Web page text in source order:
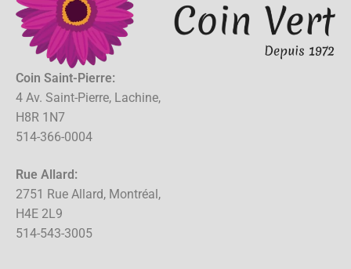
Coin Saint-Pierre:
4 Av. Saint-Pierre, Lachine,
H8R 1N7
514-366-0004
Rue Allard:
2751 Rue Allard, Montréal,
H4E 2L9
514-543-3005